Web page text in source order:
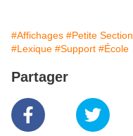
#Affichages #Petite Section
#Lexique #Support #École
Partager